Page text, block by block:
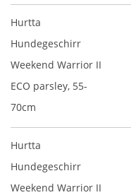
Hurtta
Hundegeschirr
Weekend Warrior II
ECO parsley, 55-
70cm
Hurtta
Hundegeschirr
Weekend Warrior II